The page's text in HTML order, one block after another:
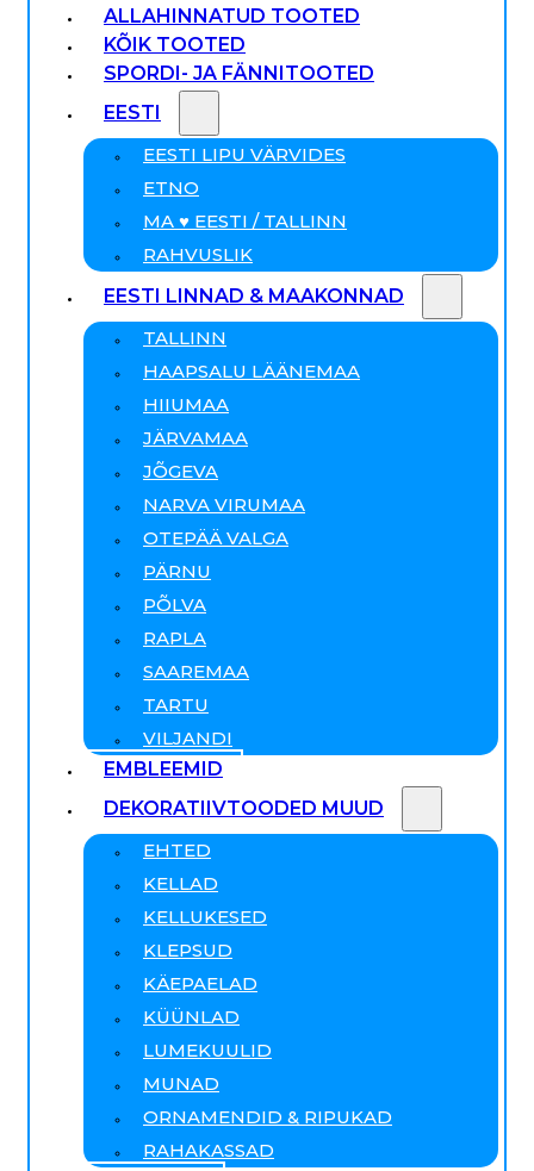
ALLAHINNATUD TOOTED
KÕIK TOOTED
SPORDI- JA FÄNNITOOTED
EESTI
EESTI LIPU VÄRVIDES
ETNO
MA ♥ EESTI / TALLINN
RAHVUSLIK
EESTI LINNAD & MAAKONNAD
TALLINN
HAAPSALU LÄÄNEMAA
HIIUMAA
JÄRVAMAA
JÕGEVA
NARVA VIRUMAA
OTEPÄÄ VALGA
PÄRNU
PÕLVA
RAPLA
SAAREMAA
TARTU
VILJANDI
EMBLEEMID
DEKORATIIVTOODED MUUD
EHTED
KELLAD
KELLUKESED
KLEPSUD
KÄEPAELAD
KÜÜNLAD
LUMEKUULID
MUNAD
ORNAMENDID & RIPUKAD
RAHAKASSAD